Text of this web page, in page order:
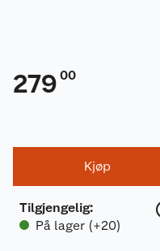
279 00
Kjøp
Tilgjengelig:
På lager (+20)